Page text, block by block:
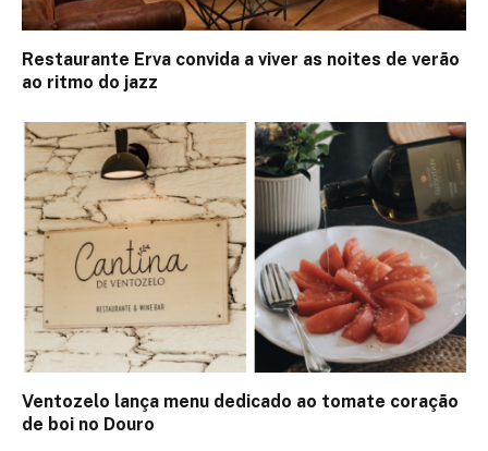
Restaurante Erva convida a viver as noites de verão
ao ritmo do jazz
Ventozelo lança menu dedicado ao tomate coração
de boi no Douro